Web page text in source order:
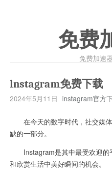
免费
免费加速
lnstagram免费下载
2024年5月11日 instagram官方
在今天的数字时代，社交媒体
缺的一部分。
Instagram是其中最受欢迎的
和欣赏生活中美好瞬间的机会。